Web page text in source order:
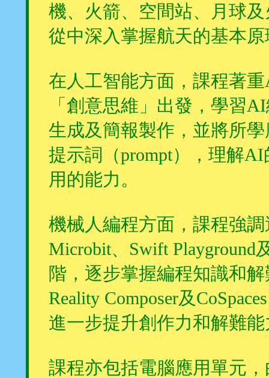
機、火箭、空間站、月球
從中深入掌握航天的基本
在人工智能方面，課程著
「創意思維」出發，學習
生成及簡報製作，並將所
提示詞（prompt），理解
用的能力。
機械人編程方面，課程強
Microbit、Swift
階，逐步掌握編程知識和
Reality Composer及
進一步提升創作力和解難能
課程亦包括電腦應用單元